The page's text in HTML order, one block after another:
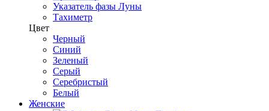
Указатель фазы Луны
Тахиметр
Цвет
Черный
Синий
Зеленый
Серый
Серебристый
Белый
Женские